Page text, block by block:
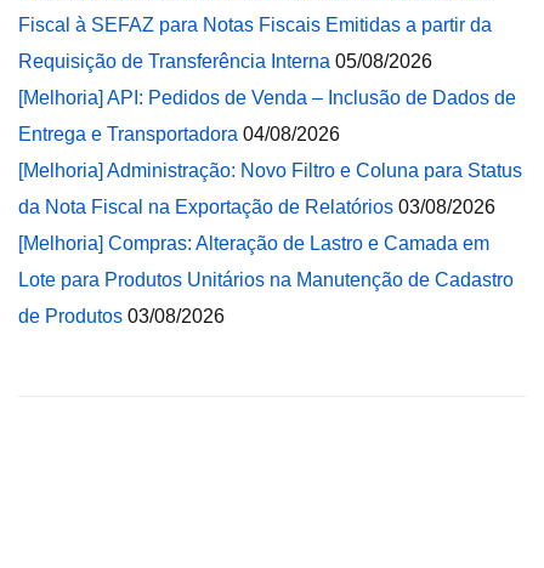
Fiscal à SEFAZ para Notas Fiscais Emitidas a partir da
Requisição de Transferência Interna 05/08/2026
[Melhoria] API: Pedidos de Venda – Inclusão de Dados de
Entrega e Transportadora 04/08/2026
[Melhoria] Administração: Novo Filtro e Coluna para Status
da Nota Fiscal na Exportação de Relatórios 03/08/2026
[Melhoria] Compras: Alteração de Lastro e Camada em
Lote para Produtos Unitários na Manutenção de Cadastro
de Produtos 03/08/2026